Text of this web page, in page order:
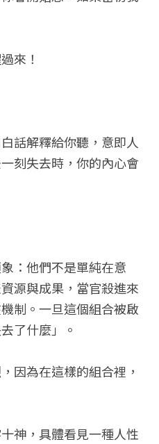
來！
話解釋給你聽，意即人
刻失去時，你的內心會
：他們不是單純在意
源與成果，當官殺進來
制。一旦這個組合被啟
了什麼」。
因為在這樣的組合裡，
神，具體看見一種人性